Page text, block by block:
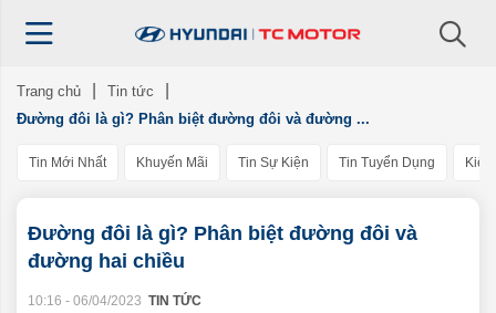
Trang chủ
Tin tức
Đường đôi là gì? Phân biệt đường đôi và đường ...
Tin Mới Nhất Khuyến Mãi Tin Sự Kiện Tin Tuyển Dụng
Đường đôi là gì? Phân biệt đường đôi và
đường hai chiều
10:16 - 06/04/2023 TIN TỨC